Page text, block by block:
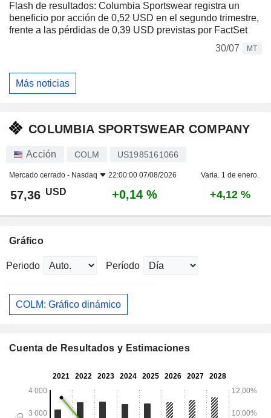
Flash de resultados: Columbia Sportswear registra un
beneficio por acción de 0,52 USD en el segundo trimestre,
frente a las pérdidas de 0,39 USD previstas por FactSet
30/07
MT
Más noticias
COLUMBIA SPORTSWEAR COMPANY
Acción COLM US1985161066
Mercado cerrado - Nasdaq 22:00:00 07/08/2026 Varia. 1 de enero.
57,36 USD +0,14 % +4,12 %
Gráfico
Periodo Período
COLM: Gráfico dinámico
Cuenta de Resultados y Estimaciones